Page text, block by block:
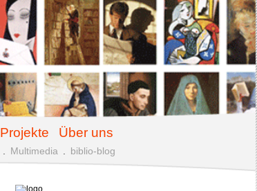
Projekte Über uns
Multimedia biblio-blog